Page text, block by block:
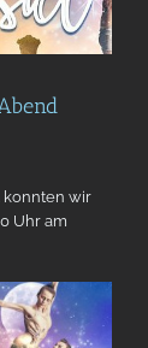
konnten wir
Uhr am